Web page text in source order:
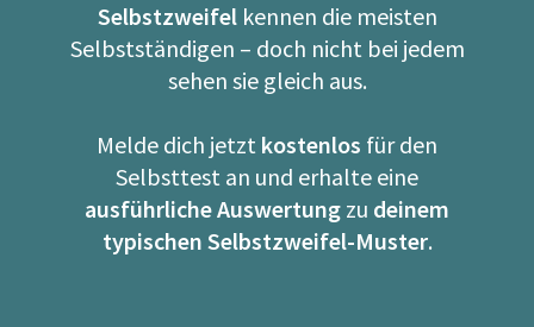
Selbstzweifelkennen die meisten
Selbstständigen – doch nicht bei jedem
sehen sie gleich aus.
Melde dich jetzt kostenlos für den
Selbsttest an und erhalte eine
ausführliche Auswertung zu deinem
typischen Selbstzweifel-Muster.